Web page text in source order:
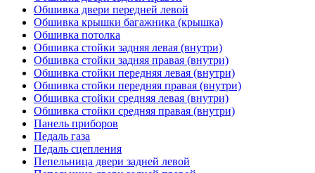
Обшивка двери передней левой
Обшивка крышки багажника (крышка)
Обшивка потолка
Обшивка стойки задняя левая (внутри)
Обшивка стойки задняя правая (внутри)
Обшивка стойки передняя левая (внутри)
Обшивка стойки передняя правая (внутри)
Обшивка стойки средняя левая (внутри)
Обшивка стойки средняя правая (внутри)
Панель приборов
Педаль газа
Педаль сцепления
Пепельница двери задней левой